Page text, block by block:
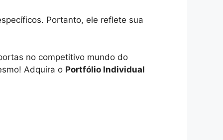
Portanto, ele reflete sua
no competitivo mundo do
Adquira o Portfólio Individual